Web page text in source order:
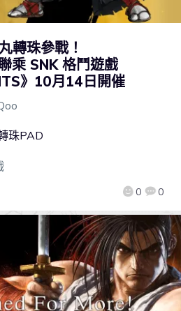
轉珠參戰！
乘 SNK 格鬥遊戲
》10月14日開催
0 0
珠PAD